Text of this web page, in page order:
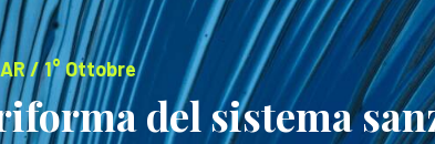
/ 1° Ottobre
del sistema